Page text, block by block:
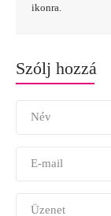
ikonra.
Szólj hozzá
Név
E-mail
Üzenet